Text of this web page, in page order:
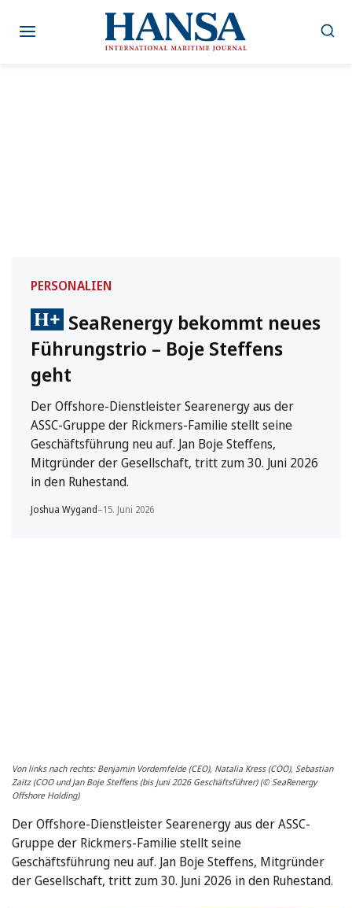
Inhalt
PERSONALIEN
SeaRenergy bekommt neues
Führungstrio – Boje Steffens
geht
Der Offshore-Dienstleister Searenergy aus der
ASSC-Gruppe der Rickmers-Familie stellt seine
Geschäftsführung neu auf. Jan Boje Steffens,
Mitgründer der Gesellschaft, tritt zum 30. Juni 2026
in den Ruhestand.
Joshua Wygand–15. Juni 2026
Von links nach rechts: Benjamin Vordemfelde (CEO), Natalia Kress (COO), Sebastian
Zaitz (COO und Jan Boje Steffens (bis Juni 2026 Geschäftsführer) (© SeaRenergy
Offshore Holding)
Der Offshore-Dienstleister Searenergy aus der ASSC-
Gruppe der Rickmers-Familie stellt seine
Geschäftsführung neu auf. Jan Boje Steffens, Mitgründer
der Gesellschaft, tritt zum 30. Juni 2026 in den Ruhestand.